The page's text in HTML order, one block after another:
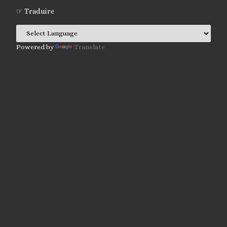
☞ Traduire
Powered by Translate